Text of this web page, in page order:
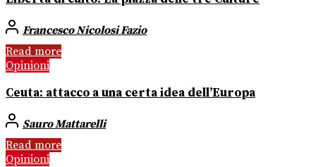
Francesco Nicolosi Fazio
Read more
Opinioni
Ceuta: attacco a una certa idea dell’Europa
Sauro Mattarelli
Read more
Opinioni